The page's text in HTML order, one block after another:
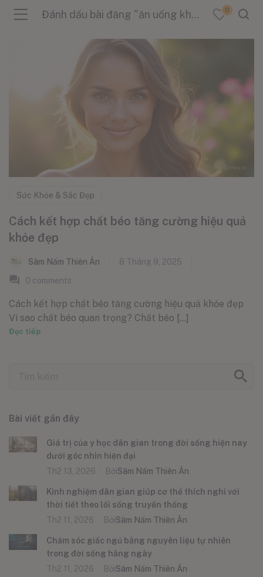
(Sản Phẩm )
(Tin Tức )
Đánh dấu bài đăng "ăn uống khỏe đẹp" 0
Sức Khỏe & Sắc Đẹp
Cách kết hợp chất béo tăng cường hiệu quả
khỏe đẹp
Sâm Nấm Thiên Ân
8 Tháng 9, 2025
0 comments
Cách kết hợp chất béo tăng cường hiệu quả khỏe đẹp
Vì sao chất béo quan trọng? Chất béo [...]
Đọc tiếp
Bài viết gần đây
Giá trị của y học dân gian trong đời sống hiện nay
dưới góc nhìn hiện đại
Th2 13, 2026
BởiSâm Nấm Thiên Ân
Kinh nghiệm dân gian giúp cơ thể thích nghi với
thời tiết theo lối sống truyền thống
Th2 11, 2026
BởiSâm Nấm Thiên Ân
Chăm sóc giấc ngủ bằng nguyên liệu tự nhiên
trong đời sống hằng ngày
Th2 11, 2026
BởiSâm Nấm Thiên Ân